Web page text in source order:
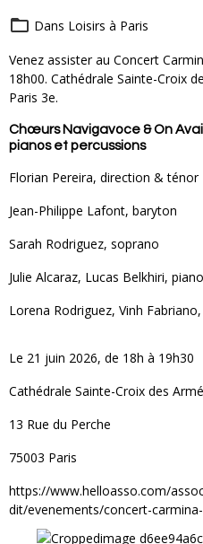
Dans Loisirs à Paris
Venez assister au Concert
18h00. Cathédrale Sainte-Croix
Paris 3e.
ChœursNavigavoce&On
pianos et percussions
Florian Pereira, direction & ténor
Jean-Philippe Lafont, baryton
Sarah Rodriguez, soprano
Julie Alcaraz, Lucas Belkhiri, piano
Lorena Rodriguez, Vinh
Le 21 juin 2026, de 18h à 19h30
Cathédrale Sainte-Croix des
13 Rue du Perche
75003 Paris
https://www.helloasso.com/
dit/evenements/concert-